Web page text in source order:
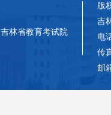
吉林省教育考试院
版
吉
电
传
邮